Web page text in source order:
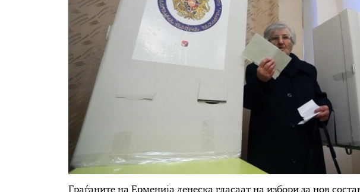
Граѓаните на Ерменија денеска гласаат на избори за нов